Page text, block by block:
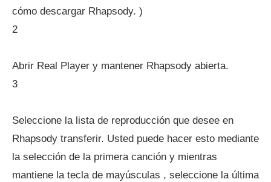
cómo descargar Rhapsody. )
2
Abrir Real Player y mantener Rhapsody abierta.
3
Seleccione la lista de reproducción que desee en
Rhapsody transferir. Usted puede hacer esto mediante
la selección de la primera canción y mientras
mantiene la tecla de mayúsculas , seleccione la última